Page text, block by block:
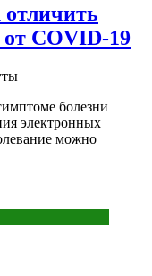
от COVID-19
болезни
электронных
можно